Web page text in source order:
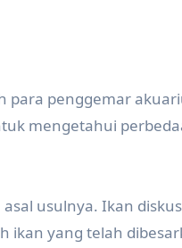
para penggemar
mengetahui
usulnya. Ikan
ikan yang telah